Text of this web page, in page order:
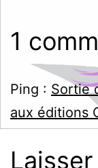
1
Ping : Sortie
aux éditions